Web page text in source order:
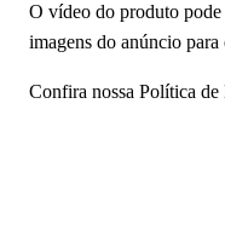
O vídeo do produto pode
imagens do anúncio
Confira nossa Política de